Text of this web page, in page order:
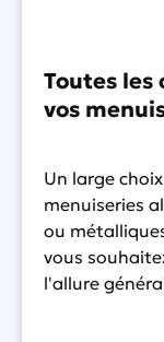
Toutes
vos
Un large
menuiseries
ou
vous
l'allure